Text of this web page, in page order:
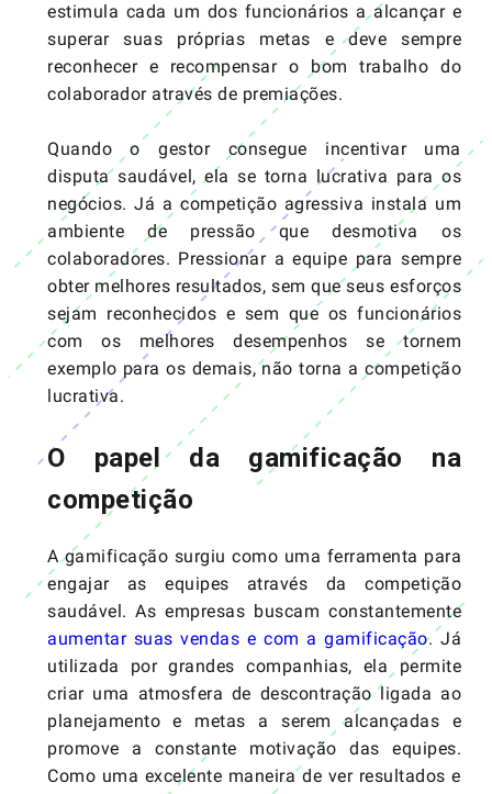
estimula cada um dos funcionários a alcançar e
superar suas próprias metas e deve sempre
reconhecer e recompensar o bom trabalho do
colaborador através de premiações.
Quando o gestor consegue incentivar uma
disputa saudável, ela se torna lucrativa para os
negócios. Já a competição agressiva instala um
ambiente de pressão que desmotiva os
colaboradores. Pressionar a equipe para sempre
obter melhores resultados, sem que seus esforços
sejam reconhecidos e sem que os funcionários
com os melhores desempenhos se tornem
exemplo para os demais, não torna a competição
lucrativa.
O papel da gamificação na
competição
A gamificação surgiu como uma ferramenta para
engajar as equipes através da competição
saudável. As empresas buscam constantemente
aumentar suas vendas e com a gamificação. Já
utilizada por grandes companhias, ela permite
criar uma atmosfera de descontração ligada ao
planejamento e metas a serem alcançadas e
promove a constante motivação das equipes.
Como uma excelente maneira de ver resultados e